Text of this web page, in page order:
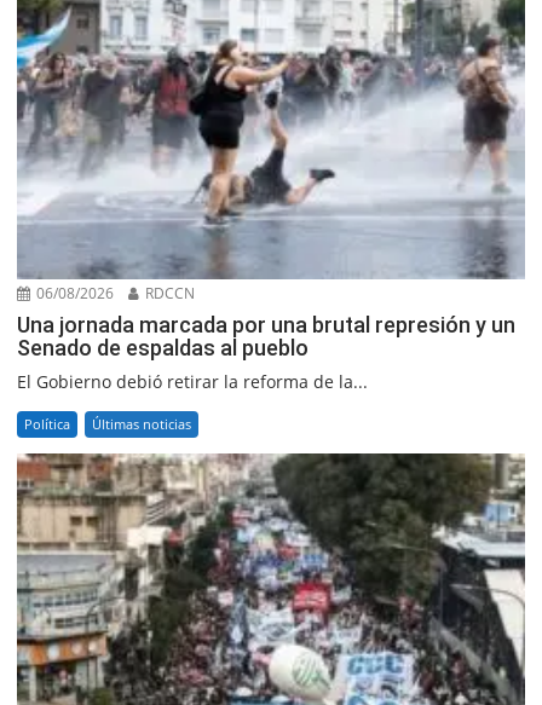
06/08/2026 RDCCN
Una jornada marcada por una brutal represión y un
Senado de espaldas al pueblo
El Gobierno debió retirar la reforma de la...
Política Últimas noticias